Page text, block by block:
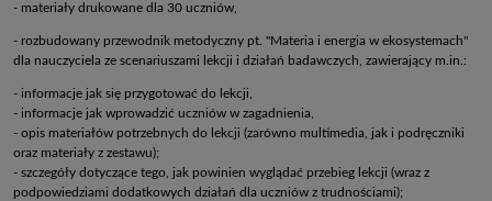
- materiały drukowane dla 30 uczniów,
- rozbudowany przewodnik metodyczny pt. "Materia i energia w ekosystemach"
dla nauczyciela ze scenariuszami lekcji i działań badawczych, zawierający m.in.:
- informacje jak się przygotować do lekcji,
- informacje jak wprowadzić uczniów w zagadnienia,
- opis materiałów potrzebnych do lekcji (zarówno multimedia, jak i podręczniki
oraz materiały z zestawu);
- szczegóły dotyczące tego, jak powinien wyglądać przebieg lekcji (wraz z
podpowiedziami dodatkowych działań dla uczniów z trudnościami);